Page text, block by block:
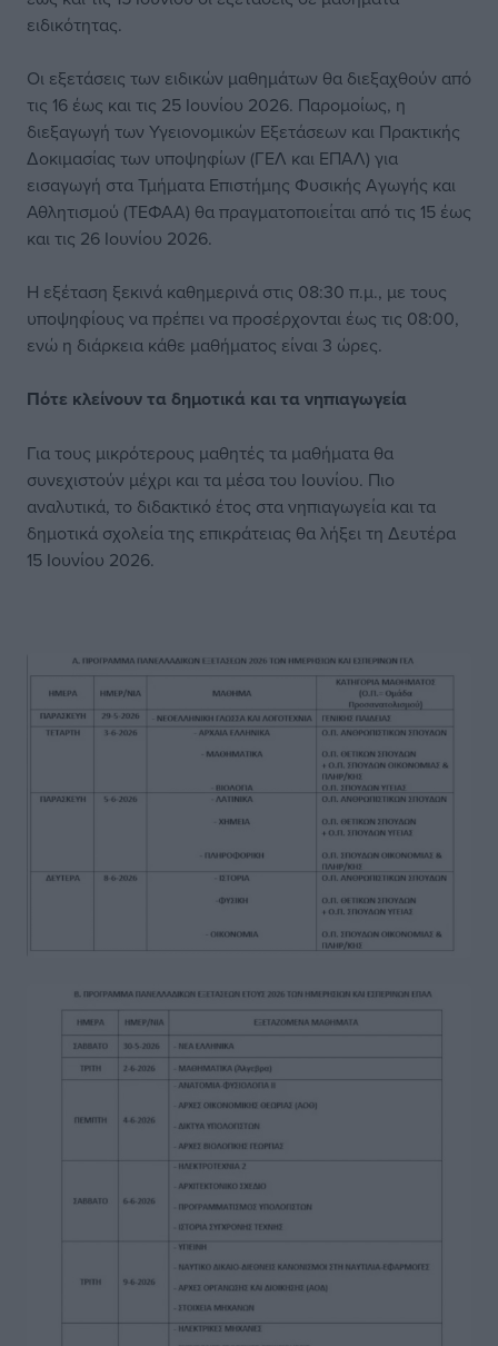
ειδικότητας.
Οι εξετάσεις των ειδικών μαθημάτων θα διεξαχθούν από
τις 16 έως και τις 25 Ιουνίου 2026. Παρομοίως, η
διεξαγωγή των Υγειονομικών Εξετάσεων και Πρακτικής
Δοκιμασίας των υποψηφίων (ΓΕΛ και ΕΠΑΛ) για
εισαγωγή στα Τμήματα Επιστήμης Φυσικής Αγωγής και
Αθλητισμού (ΤΕΦΑΑ) θα πραγματοποιείται από τις 15 έως
και τις 26 Ιουνίου 2026.
Η εξέταση ξεκινά καθημερινά στις 08:30 π.μ., με τους
υποψηφίους να πρέπει να προσέρχονται έως τις 08:00,
ενώ η διάρκεια κάθε μαθήματος είναι 3 ώρες.
Πότε κλείνουν τα δημοτικά και τα νηπιαγωγεία
Για τους μικρότερους μαθητές τα μαθήματα θα
συνεχιστούν μέχρι και τα μέσα του Ιουνίου. Πιο
αναλυτικά, το διδακτικό έτος στα νηπιαγωγεία και τα
δημοτικά σχολεία της επικράτειας θα λήξει τη Δευτέρα
15 Ιουνίου 2026.